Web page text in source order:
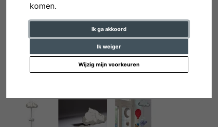
komen.
Ik ga akkoord
Ik weiger
Wijzig mijn voorkeuren